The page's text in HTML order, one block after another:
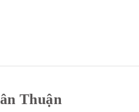
Thuận